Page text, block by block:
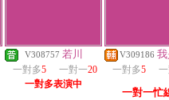
V308757 若川
一對多5 一對一20
一對多表演中
V309186
一對多5
一對一忙